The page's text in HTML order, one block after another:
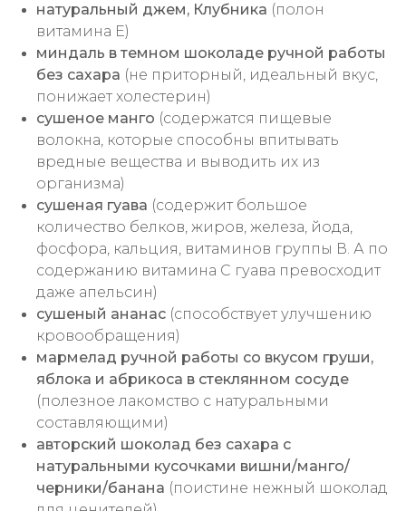
натуральный джем, Клубника (полон
витамина Е)
миндаль в темном шоколаде ручной работы
без сахара (не приторный, идеальный вкус,
понижает холестерин)
сушеное манго (содержатся пищевые
волокна, которые способны впитывать
вредные вещества и выводить их из
организма)
сушеная гуава (содержит большое
количество белков, жиров, железа, йода,
фосфора, кальция, витаминов группы В. А по
содержанию витамина С гуава превосходит
даже апельсин)
сушеный ананас (способствует улучшению
кровообращения)
мармелад ручной работы со вкусом груши,
яблока и абрикоса в стеклянном сосуде
(полезное лакомство с натуральными
составляющими)
авторский шоколад без сахара с
натуральными кусочками вишни/манго/
черники/банана (поистине нежный шоколад